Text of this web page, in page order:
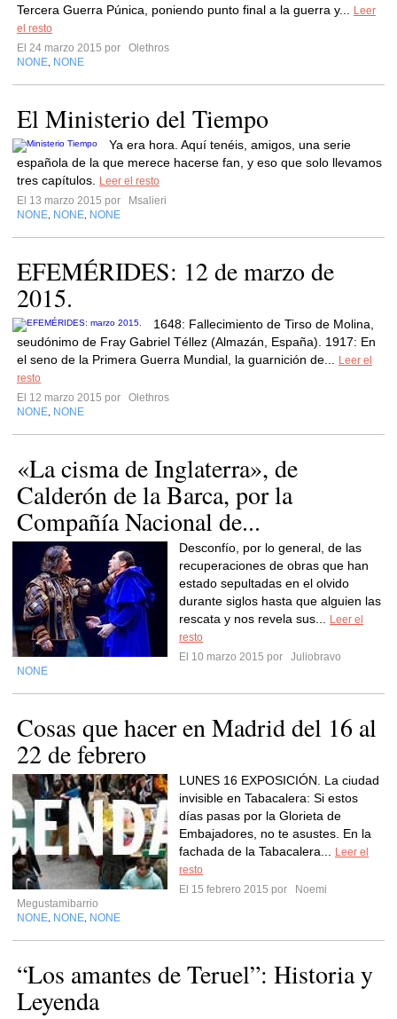
Tercera Guerra Púnica, poniendo punto final a la guerra y...
Leer
el resto
El 24 marzo 2015 por
Olethros
NONE NONE
El Ministerio del Tiempo
Ya era hora. Aquí tenéis, amigos, una serie
española de la que merece hacerse fan, y eso que solo llevamos
tres capítulos.
Leer el resto
El 13 marzo 2015 por
Msalieri
NONE NONE NONE
EFEMÉRIDES: 12 de marzo de
2015.
1648: Fallecimiento de Tirso de Molina,
seudónimo de Fray Gabriel Téllez (Almazán, España). 1917: En
el seno de la Primera Guerra Mundial, la guarnición de...
Leer el
resto
El 12 marzo 2015 por
Olethros
NONE NONE
«La cisma de Inglaterra», de
Calderón de la Barca, por la
Compañía Nacional de...
Desconfío, por lo general, de las
recuperaciones de obras que han
estado sepultadas en el olvido
durante siglos hasta que alguien las
rescata y nos revela sus...
Leer el
resto
El 10 marzo 2015 por
Juliobravo
NONE
Cosas que hacer en Madrid del 16 al
22 de febrero
LUNES 16 EXPOSICIÓN. La ciudad
invisible en Tabacalera: Si estos
días pasas por la Glorieta de
Embajadores, no te asustes. En la
fachada de la Tabacalera...
Leer el
resto
El 15 febrero 2015 por
Noemi
Megustamibarrio
NONE NONE NONE
“Los amantes de Teruel”: Historia y
Leyenda